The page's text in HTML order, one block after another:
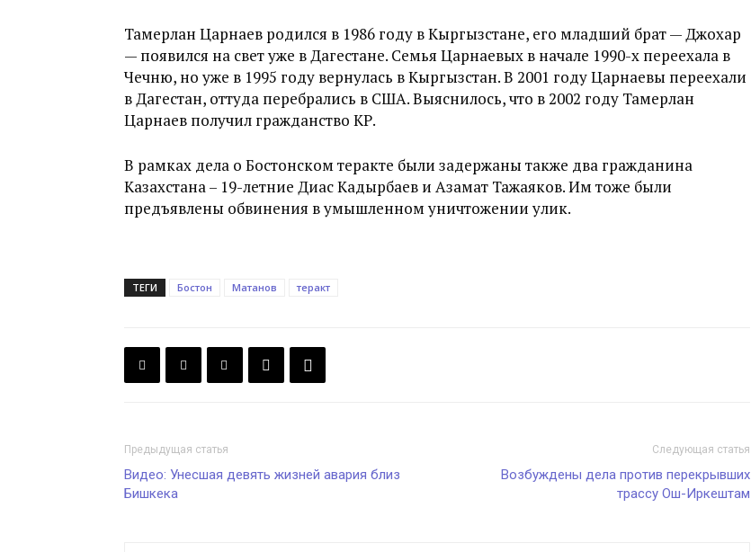
Тамерлан Царнаев родился в 1986 году в Кыргызстане, его младший брат — Джохар
— появился на свет уже в Дагестане. Семья Царнаевых в начале 1990-х переехала в
Чечню, но уже в 1995 году вернулась в Кыргызстан. В 2001 году Царнаевы переехали
в Дагестан, оттуда перебрались в США. Выяснилось, что в 2002 году Тамерлан
Царнаев получил гражданство КР.
В рамках дела о Бостонском теракте были задержаны также два гражданина
Казахстана – 19-летние Диас Кадырбаев и Азамат Тажаяков. Им тоже были
предъявлены обвинения в умышленном уничтожении улик.
ТЕГИ Бостон Матанов теракт
Предыдущая статья
Видео: Унесшая девять жизней авария близ
Бишкека
Следующая статья
Возбуждены дела против перекрывших
трассу Ош-Иркештам